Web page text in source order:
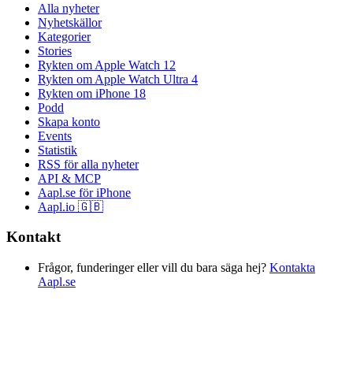
Alla nyheter
Nyhetskällor
Kategorier
Stories
Rykten om Apple Watch 12
Rykten om Apple Watch Ultra 4
Rykten om iPhone 18
Podd
Skapa konto
Events
Statistik
RSS för alla nyheter
API & MCP
Aapl.se för iPhone
Aapl.io 🇬🇧
Kontakt
Frågor, funderinger eller vill du bara säga hej? Kontakta
Aapl.se